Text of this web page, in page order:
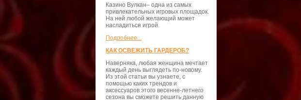
Казино Вулкан– одна из самых
привлекательных игровых площадок.
На ней любой желающий может
насладиться игрой.
Подробнее...
КАК ОСВЕЖИТЬ ГАРДЕРОБ?
Наверняка, любая женщина мечтает
каждый день выглядеть по-новому.
Из этой статьи вы узнаете, с
помощью каких трендов и
аксессуаров этого весенне-летнего
сезона вы сможете решить данную